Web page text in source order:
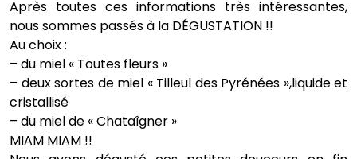
Après toutes ces informations très intéressantes,
nous sommes passés à la DÉGUSTATION !!
Au choix :
– du miel « Toutes fleurs »
– deux sortes de miel « Tilleul des Pyrénées »,liquide et
cristallisé
– du miel de « Chataîgner »
MIAM MIAM !!